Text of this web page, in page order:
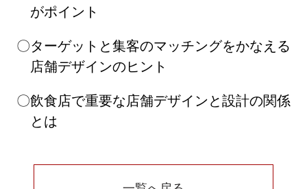
がポイント
ターゲットと集客のマッチングをかなえる
店舗デザインのヒント
飲食店で重要な店舗デザインと設計の関係
とは